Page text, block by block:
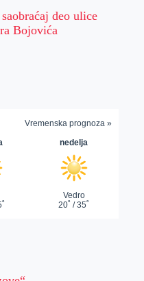
deo ulice
Bojovića